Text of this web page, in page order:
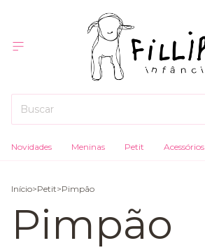
Novidades Meninas Petit Acessórios
Início>Petit>Pimpão
Pimpão